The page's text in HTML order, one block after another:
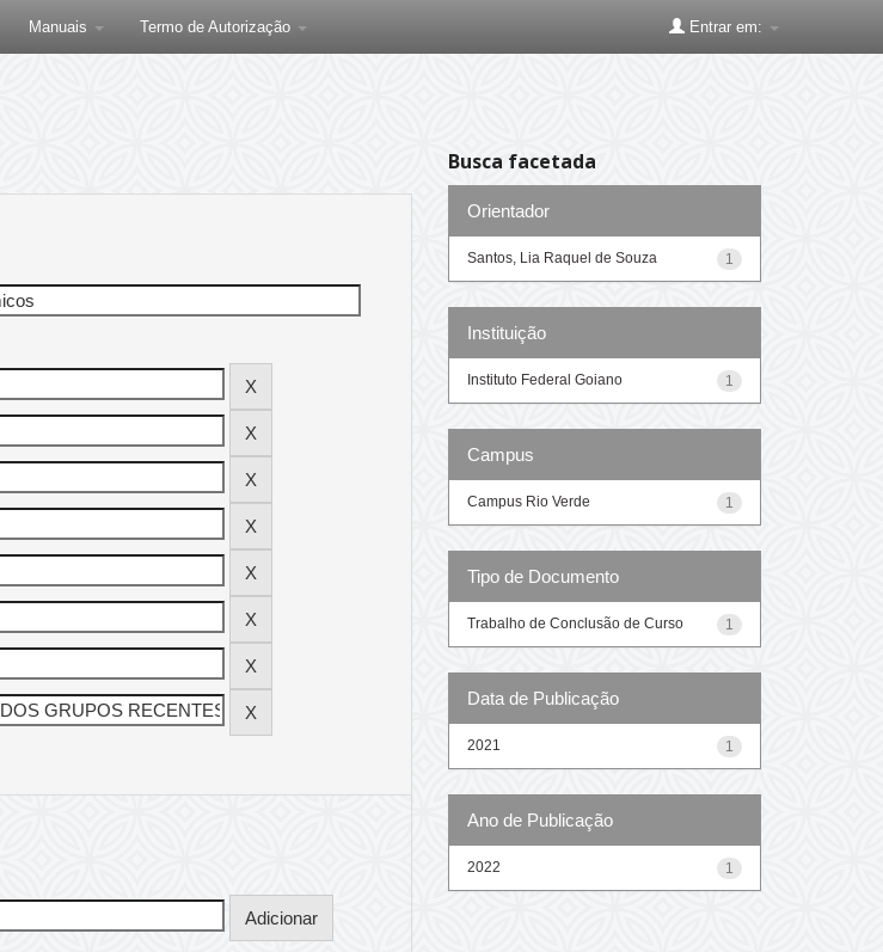
Manuais Termo de Autorização Entrar em:
Busca facetada
Orientador
1
Santos, Lia Raquel de Souza
Instituição
1
Instituto Federal Goiano
Campus
1
Campus Rio Verde
Tipo de Documento
1
Trabalho de Conclusão de Curso
Data de Publicação
1
2021
Ano de Publicação
1
2022